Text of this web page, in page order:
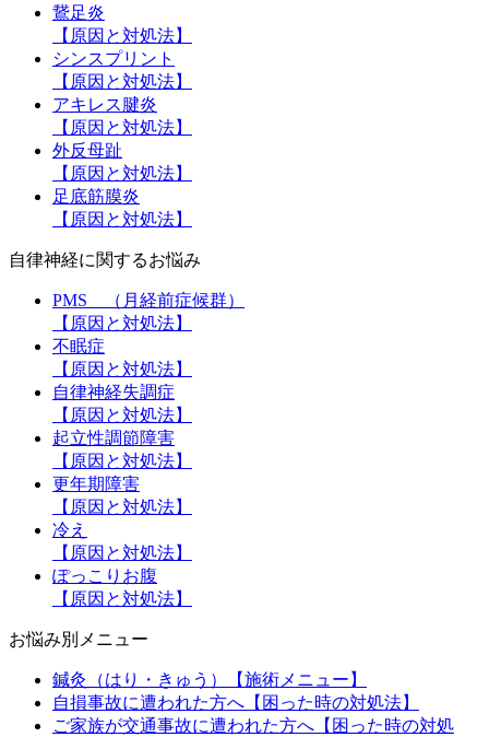
鵞足炎
【原因と対処法】
シンスプリント
【原因と対処法】
アキレス腱炎
【原因と対処法】
外反母趾
【原因と対処法】
足底筋膜炎
【原因と対処法】
自律神経に関するお悩み
PMS （月経前症候群）
【原因と対処法】
不眠症
【原因と対処法】
自律神経失調症
【原因と対処法】
起立性調節障害
【原因と対処法】
更年期障害
【原因と対処法】
冷え
【原因と対処法】
ぽっこりお腹
【原因と対処法】
お悩み別メニュー
鍼灸（はり・きゅう）【施術メニュー】
自損事故に遭われた方へ【困った時の対処法】
ご家族が交通事故に遭われた方へ【困った時の対処